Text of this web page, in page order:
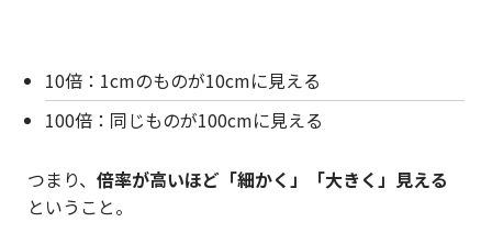
10倍：1cmのものが10cmに見える
100倍：同じものが100cmに見える
つまり、 倍率が高いほど「細かく」「大きく」見える
ということ。